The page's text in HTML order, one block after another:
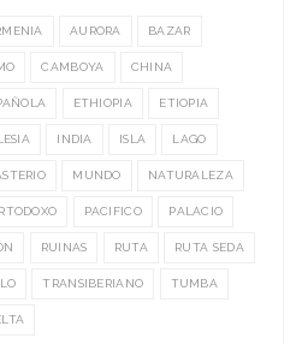
AURORA BAZAR
CAMBOYA CHINA
ETHIOPIA ETIOPIA
INDIA ISLA LAGO
MUNDO NATURALEZA
PACIFICO PALACIO
RUINAS RUTA RUTA SEDA
TRANSIBERIANO TUMBA